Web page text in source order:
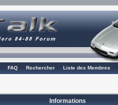
FAQ Rechercher Liste des Membres
Informations